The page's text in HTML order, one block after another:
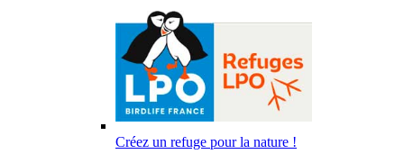
Créez un refuge pour la nature !